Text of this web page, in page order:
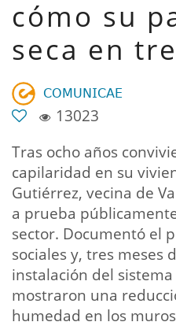
cómo su
seca en
𝖢𝖮𝖬𝖴𝖭𝖨𝖢𝖠𝖤
13023
Tras ocho años
capilaridad en su
Gutiérrez, vecina de
a prueba
sector. Documentó el
sociales y, tres meses
instalación del
mostraron una
humedad en los